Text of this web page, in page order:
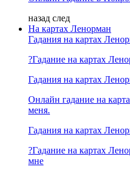
назад след
На картах Ленорман
Гадания на картах
?Гадание на картах
Гадания на картах
Онлайн гадание на
меня.
Гадания на картах
?Гадание на картах
мне